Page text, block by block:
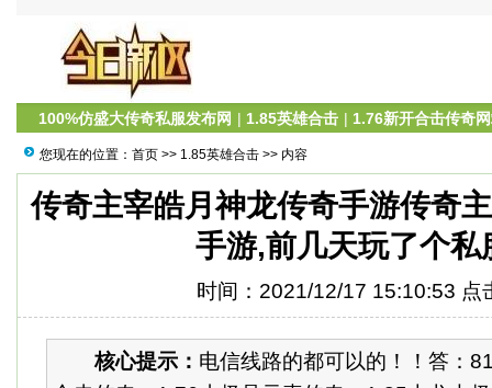
100%仿盛大传奇私服发布网 | 1.85英雄合击 | 1.76新开合击传奇
您现在的位置： 首页 >> 1.85英雄合击 >> 内容
传奇主宰皓月神龙传奇手游传奇
手游,前几天玩了个私
时间：2021/12/17 15:10:53 点
核心提示： 电信线路的都可以的！！答：